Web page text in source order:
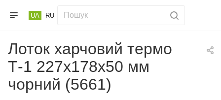
UA RU
Лоток харчовий термо
Т-1 227х178х50 мм
чорний (5661)